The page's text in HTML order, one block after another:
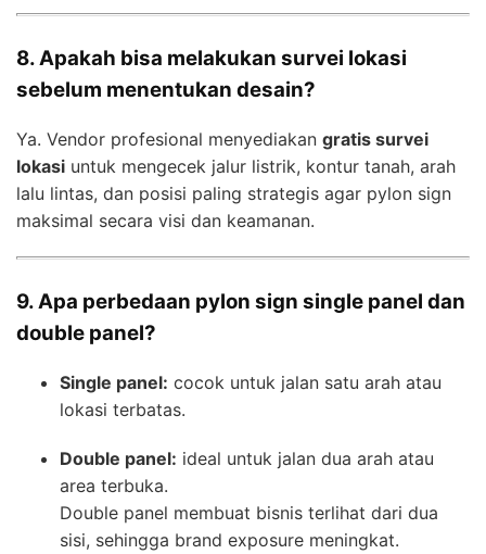
8. Apakah bisa melakukan survei lokasi
sebelum menentukan desain?
Ya. Vendor profesional menyediakan gratis survei
lokasi untuk mengecek jalur listrik, kontur tanah, arah
lalu lintas, dan posisi paling strategis agar pylon sign
maksimal secara visi dan keamanan.
9. Apa perbedaan pylon sign single panel dan
double panel?
Single panel: cocok untuk jalan satu arah atau
lokasi terbatas.
Double panel: ideal untuk jalan dua arah atau
area terbuka.
Double panel membuat bisnis terlihat dari dua
sisi, sehingga brand exposure meningkat.